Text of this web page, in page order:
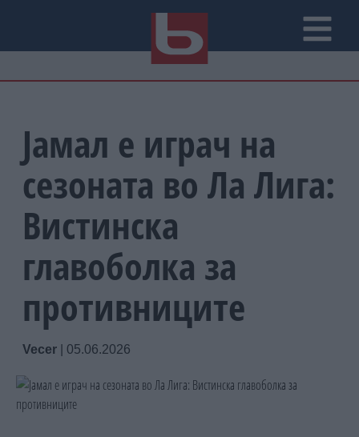
Јамал е играч на
сезоната во Ла Лига:
Вистинска
главоболка за
противниците
Vecer 05.06.2026